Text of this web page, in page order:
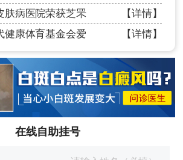
肤病医院荣获芝罘
【详情】
健康体育基金会爱
【详情】
在线自助挂号